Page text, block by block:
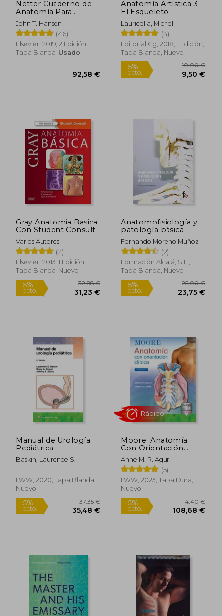
dcto. 20,69 €
5%
dcto.
Rápido
5%
dcto.
Netter Cuaderno de
Anatomía Para
Colorear - 2ª Edición:
2ª ed. Revisada
John T. Hansen
(46)
Elsevier, 2019, 2 Edición,
Tapa Blanda, Usado
92,58 €
Anatomía Artística 3:
El Esqueleto
Lauricella, Michel
(4)
Editorial Gg, 2018, 1 Edición,
Tapa Blanda, Nuevo
5%
dcto.
Rápido
Gray Anatomia Basica.
Con Student Consult
Varios Autores
(2)
Elsevier, 2013, 1 Edición,
Tapa Blanda, Nuevo
Anatomofisiología y
patología básica
Fernando Moreno Muñoz
(2)
Formación Alcalá, S.L.,
Tapa Blanda, Nuevo
Manual de Urología
Pediátrica
Baskin, Laurence S.
LWW, 2020, Tapa Blanda,
Nuevo
Moore. Anatomía
Con Orientación
Clínica
Anne M. R. Agur
(5)
LWW, 2023, Tapa Dura,
Nuevo